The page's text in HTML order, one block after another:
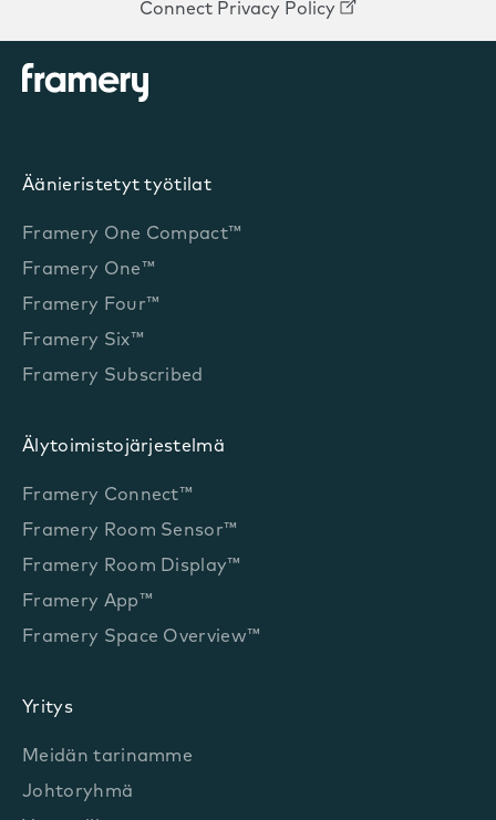
Connect Privacy Policy
Äänieristetyt työtilat
Framery One Compact™
Framery One™
Framery Four™
Framery Six™
Framery Subscribed
Älytoimistojärjestelmä
Framery Connect™
Framery Room Sensor™
Framery Room Display™
Framery App™
Framery Space Overview™
Yritys
Meidän tarinamme
Johtoryhmä